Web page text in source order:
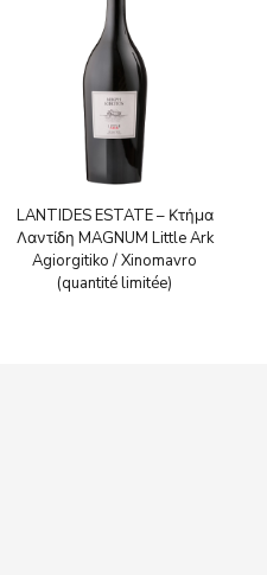
LANTIDES ESTATE – Κτήμα
Λαντίδη MAGNUM Little Ark
Agiorgitiko / Xinomavro
(quantité limitée)